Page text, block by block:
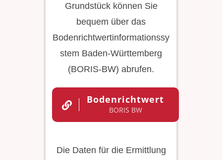
Grundstück können Sie
bequem über das
Bodenrichtwertinformationssy
stem Baden-Württemberg
(BORIS-BW) abrufen.
Bodenrichtwert
BORIS BW
Die Daten für die Ermittlung